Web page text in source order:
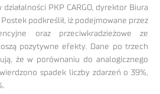
PKP CARGO, dyrektor Biura
podkreślił, iż podejmowane przez
oraz przeciwkradzieżowe ze
pozytywne efekty. Dane po trzech
że w porównaniu do analogicznego
spadek liczby zdarzeń o 39%,